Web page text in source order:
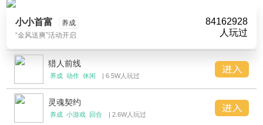
小小首富
养成
“金风送爽”活动开启
84162928
人玩过
猎人前线
养成 动作 休闲 | 6.5W人玩过
灵魂契约
养成 小游戏 回合 | 2.6W人玩过